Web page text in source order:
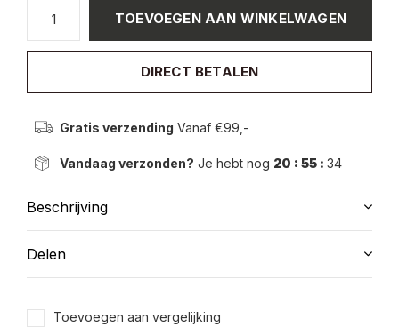
TOEVOEGEN AAN WINKELWAGEN
DIRECT BETALEN
Gratis verzending Vanaf €99,-
Vandaag verzonden? Je hebt nog 20 : 55 : 33
Beschrijving
Delen
Toevoegen aan vergelijking